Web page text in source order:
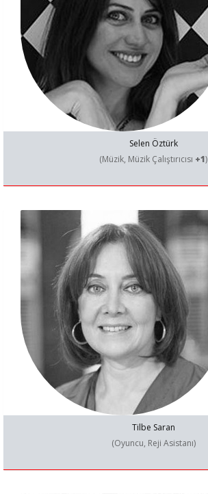
Selen Öztürk
(Müzik, Müzik Çalıştırıcısı +1)
Tilbe Saran
(Oyuncu, Reji Asistanı)